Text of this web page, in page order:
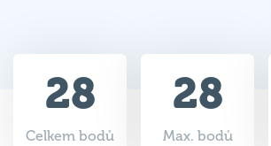
28
Celkem bodů
28
Max. bodů